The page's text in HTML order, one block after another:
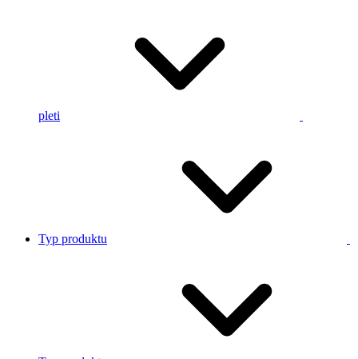
pleti
Typ produktu